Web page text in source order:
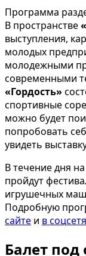
Программа
В пространстве
выступления,
молодых
молодежными
современными
«Гордость»
спортивные
можно будет
попробовать
увидеть
В течение дня
пройдут
игрушечных
Подробную
сайте и в
Балет